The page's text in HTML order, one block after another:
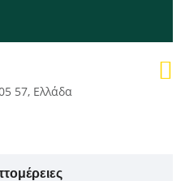
57, Ελλάδα